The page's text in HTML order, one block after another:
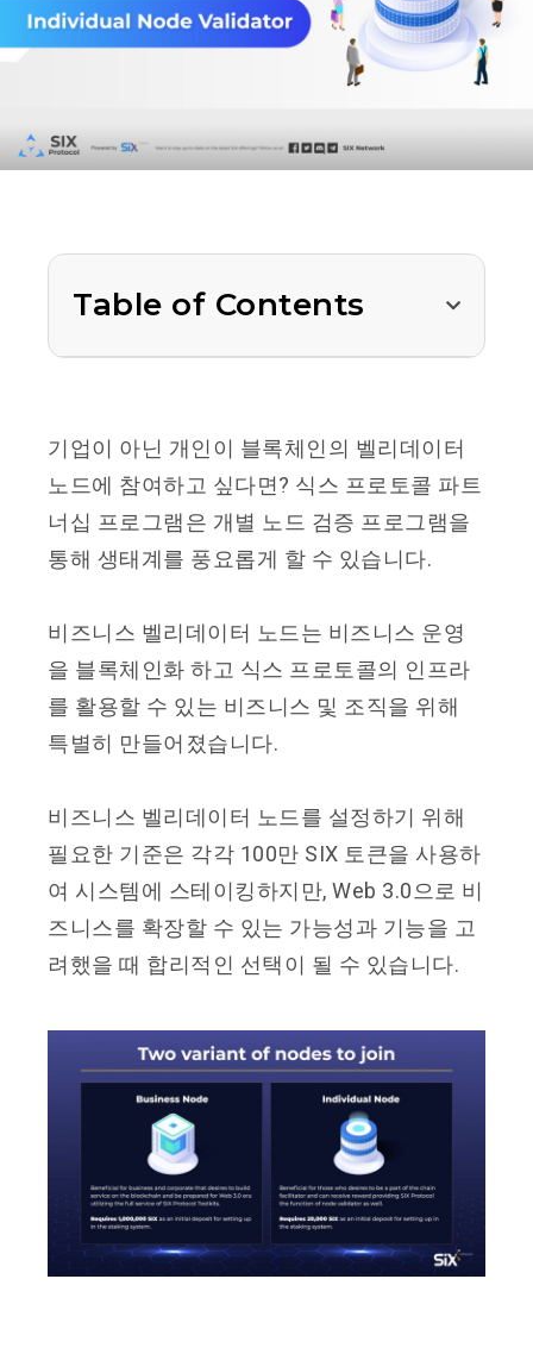
Table of Contents
기업이 아닌 개인이 블록체인의 벨리데이터
노드에 참여하고 싶다면? 식스 프로토콜 파트
너십 프로그램은 개별 노드 검증 프로그램을
통해 생태계를 풍요롭게 할 수 있습니다.
비즈니스 벨리데이터 노드는 비즈니스 운영
을 블록체인화 하고 식스 프로토콜의 인프라
를 활용할 수 있는 비즈니스 및 조직을 위해
특별히 만들어졌습니다.
비즈니스 벨리데이터 노드를 설정하기 위해
필요한 기준은 각각 100만 SIX 토큰을 사용하
여 시스템에 스테이킹하지만, Web 3.0으로 비
즈니스를 확장할 수 있는 가능성과 기능을 고
려했을 때 합리적인 선택이 될 수 있습니다.